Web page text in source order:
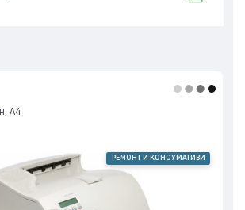
А4
РЕМОНТ И КОНСУМАТИВИ